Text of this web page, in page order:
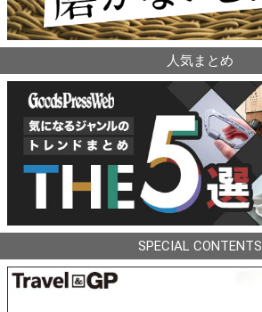
人気まとめ
SPECIAL CONTENTS